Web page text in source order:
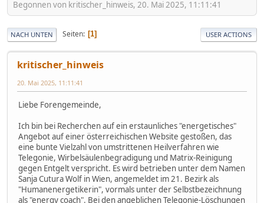
Begonnen von kritischer_hinweis, 20. Mai 2025, 11:11:41
NACH UNTEN Seiten 1 USER ACTIONS
kritischer_hinweis
20. Mai 2025, 11:11:41
Liebe Forengemeinde,
Ich bin bei Recherchen auf ein erstaunliches "energetisches"
Angebot auf einer österreichischen Website gestoßen, das
eine bunte Vielzahl von umstrittenen Heilverfahren wie
Telegonie, Wirbelsäulenbegradigung und Matrix-Reinigung
gegen Entgelt verspricht. Es wird betrieben unter dem Namen
Sanja Cutura Wolf in Wien, angemeldet im 21. Bezirk als
"Humanenergetikerin", vormals unter der Selbstbezeichnung
als "energy coach". Bei den angeblichen Telegonie-Löschungen